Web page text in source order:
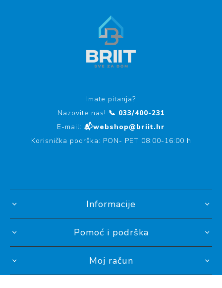
Imate pitanja?
Nazovite nas! 📞 033/400-231
E-mail: 📬webshop@briit.hr
Korisnička podrška: PON- PET 08:00-16:00 h
Informacije
Pomoć i podrška
Moj račun